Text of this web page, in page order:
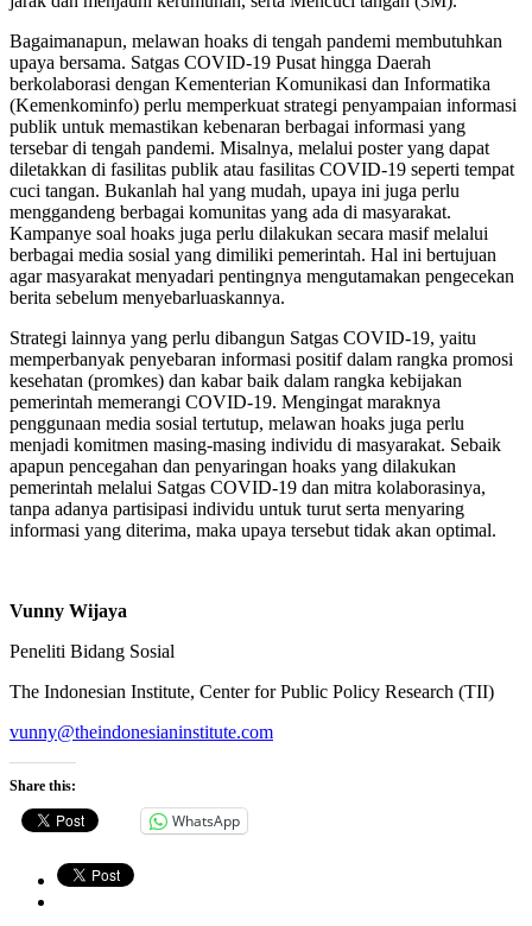
Bagaimanapun, melawan hoaks di tengah pandemi membutuhkan
upaya bersama. Satgas COVID-19 Pusat hingga Daerah
berkolaborasi dengan Kementerian Komunikasi dan Informatika
(Kemenkominfo) perlu memperkuat strategi penyampaian informasi
publik untuk memastikan kebenaran berbagai informasi yang
tersebar di tengah pandemi. Misalnya, melalui poster yang dapat
diletakkan di fasilitas publik atau fasilitas COVID-19 seperti tempat
cuci tangan. Bukanlah hal yang mudah, upaya ini juga perlu
menggandeng berbagai komunitas yang ada di masyarakat.
Kampanye soal hoaks juga perlu dilakukan secara masif melalui
berbagai media sosial yang dimiliki pemerintah. Hal ini bertujuan
agar masyarakat menyadari pentingnya mengutamakan pengecekan
berita sebelum menyebarluaskannya.
Strategi lainnya yang perlu dibangun Satgas COVID-19, yaitu
memperbanyak penyebaran informasi positif dalam rangka promosi
kesehatan (promkes) dan kabar baik dalam rangka kebijakan
pemerintah memerangi COVID-19. Mengingat maraknya
penggunaan media sosial tertutup, melawan hoaks juga perlu
menjadi komitmen masing-masing individu di masyarakat. Sebaik
apapun pencegahan dan penyaringan hoaks yang dilakukan
pemerintah melalui Satgas COVID-19 dan mitra kolaborasinya,
tanpa adanya partisipasi individu untuk turut serta menyaring
informasi yang diterima, maka upaya tersebut tidak akan optimal.
Vunny Wijaya
Peneliti Bidang Sosial
The Indonesian Institute, Center for Public Policy Research (TII)
vunny@theindonesianinstitute.com
Share this:
WhatsApp